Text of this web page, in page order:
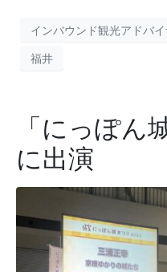
インバウンド観光アドバ
福井
「にっぽん
に出演